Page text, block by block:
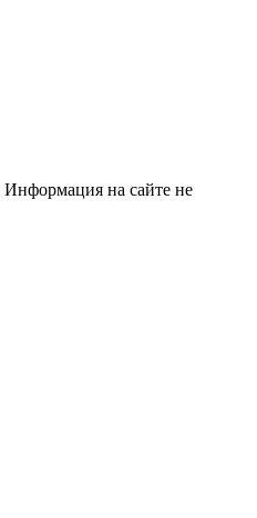
Информация на сайте не